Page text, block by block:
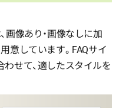
画像あり・画像なしに加
意しています。FAQサイ
せて、適したスタイルを